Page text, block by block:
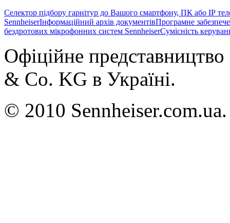
Селектор підбору гарнітур до Вашого смартфону, ПК або IP
SennheiserІнформаційний архів документівПрограмне
бездротових мікрофонних систем SennheiserСумісність
Офіційне
& Co. KG в Україні.
© 2010 Sennheiser.com.ua.